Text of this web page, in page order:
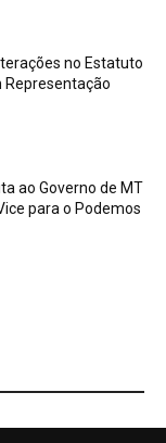
no Estatuto
Representação
ao Governo de MT
para o Podemos